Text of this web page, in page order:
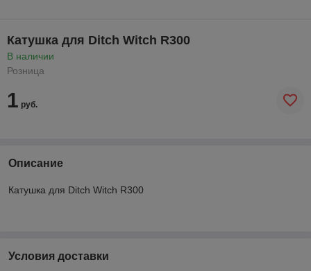
Катушка для Ditch Witch R300
В наличии
Розница
1 руб.
Описание
Катушка для Ditch Witch R300
Условия доставки